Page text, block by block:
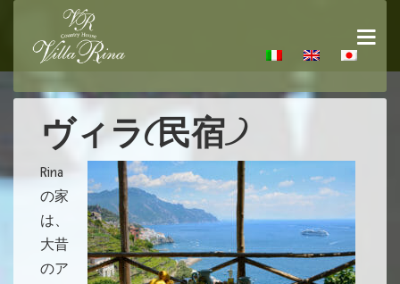
ヴィラ(民宿)
Rina
の家
は、
大昔
のア